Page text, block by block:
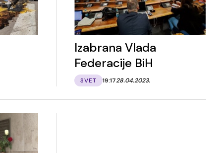
Izabrana Vlada
Federacije BiH
SVET 19:1728.04.2023.